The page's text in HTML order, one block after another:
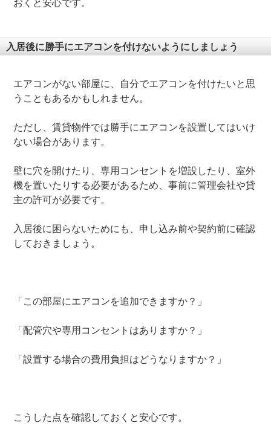
おくと安心です。
入居後に勝手にエアコンを付けないようにしましょう
エアコンがない部屋に、自分でエアコンを付けたいと思
うこともあるかもしれません。
ただし、賃貸物件では勝手にエアコンを設置してはいけ
ない場合があります。
壁に穴を開けたり、専用コンセントを増設したり、室外
機を置いたりする必要があるため、事前に管理会社や貸
主の許可が必要です。
入居後に困らないためにも、申し込み前や契約前に確認
しておきましょう。
「この部屋にエアコンを追加できますか？」
「配管穴や専用コンセントはありますか？」
「設置する場合の費用負担はどうなりますか？」
こうした点を確認しておくと安心です。